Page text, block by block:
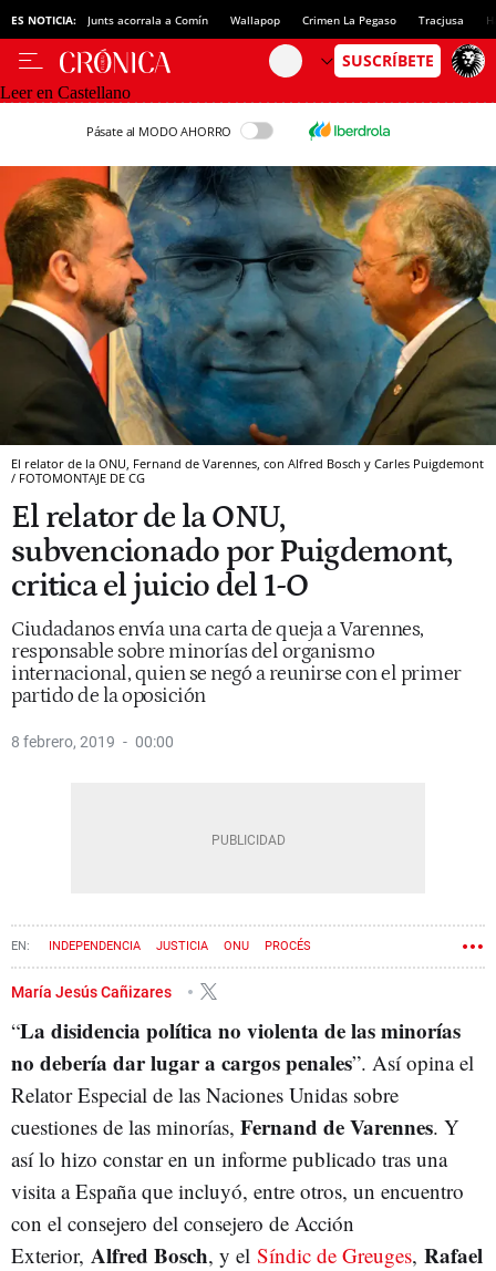
ES NOTICIA: Junts acorrala a Comín Wallapop Crimen La Pegaso Tracjusa
Leer en Castellano
Pásate al MODO AHORRO
El relator de la ONU, Fernand de Varennes, con Alfred Bosch y Carles Puigdemont
/ FOTOMONTAJE DE CG
El relator de la ONU,
subvencionado por Puigdemont,
critica el juicio del 1-O
Ciudadanos envía una carta de queja a Varennes,
responsable sobre minorías del organismo
internacional, quien se negó a reunirse con el primer
partido de la oposición
8 febrero, 2019 00:00
INDEPENDENCIA JUSTICIA ONU PROCÉS
María Jesús Cañizares
“La disidencia política no violenta de las minorías
no debería dar lugar a cargos penales”. Así opina el
Relator Especial de las Naciones Unidas sobre
cuestiones de las minorías, Fernand de Varennes. Y
así lo hizo constar en un informe publicado tras una
visita a España que incluyó, entre otros, un encuentro
con el consejero del consejero de Acción
Exterior, Alfred Bosch, y el Síndic de Greuges, Rafael